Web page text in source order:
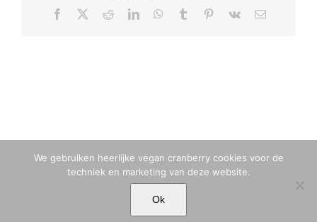
Facebook RedditLinkedInWhatsApp
Tumblr Pinterest
Vk
E-
© MARIA TIQWAH VAN ELDIK MUSA | T. +31 (0)6 23 77 88 49 |
We gebruiken heerlijke vegan cranberry cookies voor de
techniek en marketing van deze website.
Ok